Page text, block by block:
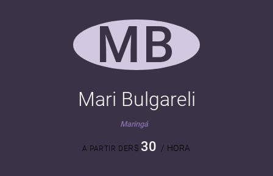
MB
Mari Bulgareli
Maringá
A PARTIR DER$ 30 / HORA